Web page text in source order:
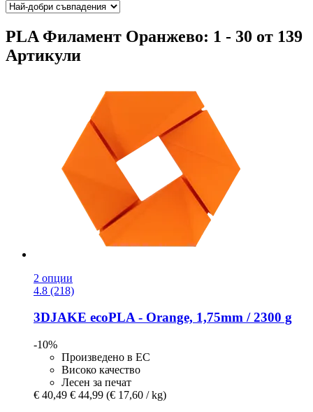
PLA Филамент Оранжево: 1 - 30 от 139
Артикули
2 опции
4.8 (218)
3DJAKE ecoPLA -​ Orange, 1,75mm / 2300 g
-10%
Произведено в ЕС
Високо качество
Лесен за печат
€ 40,49 € 44,99 (€ 17,60 / kg)